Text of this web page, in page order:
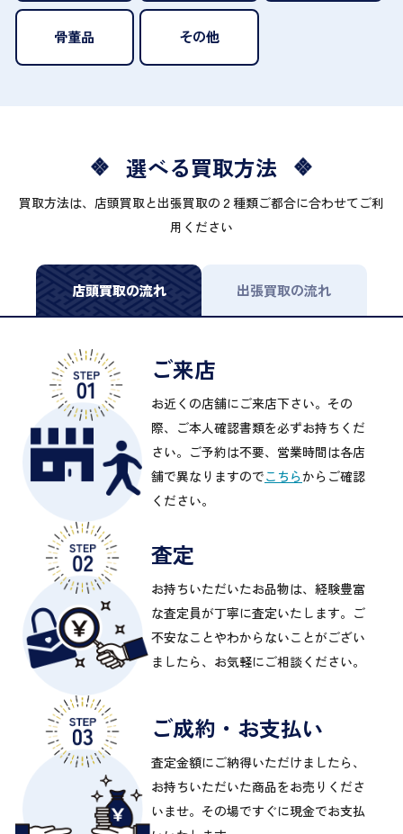
骨董品 その他
選べる買取方法
買取方法は、店頭買取と出張買取の２種類ご都合に合わせてご利
用ください
店頭買取の流れ 出張買取の流れ
ご来店
お近くの店舗にご来店下さい。その
際、ご本人確認書類を必ずお持ちくだ
さい。ご予約は不要、営業時間は各店
舗で異なりますのでこちらからご確認
ください。
査定
お持ちいただいたお品物は、経験豊富
な査定員が丁寧に査定いたします。ご
不安なことやわからないことがござい
ましたら、お気軽にご相談ください。
ご成約・お支払い
査定金額にご納得いただけましたら、
お持ちいただいた商品をお売りくださ
いませ。その場ですぐに現金でお支払